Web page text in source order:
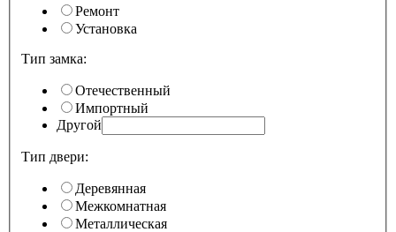
Ремонт
Установка
Тип замка:
Отечественный
Импортный
Другой
Тип двери:
Деревянная
Межкомнатная
Металлическая